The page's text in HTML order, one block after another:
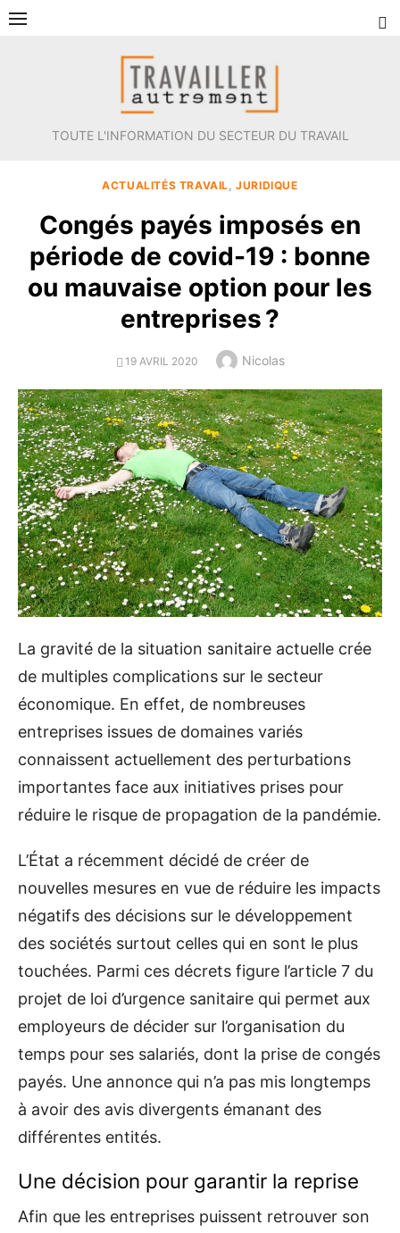
Aller
TOUTE L'INFORMATION DU SECTEUR DU TRAVAIL
ACTUALITÉS TRAVAIL ,JURIDIQUE
Congés payés imposés en
période de covid-19 : bonne
ou mauvaise option pour les
entreprises ?
POSTED
19 AVRIL 2020 Author
Nicolas
La gravité de la situation sanitaire actuelle crée
de multiples complications sur le secteur
économique. En effet, de nombreuses
entreprises issues de domaines variés
connaissent actuellement des perturbations
importantes face aux initiatives prises pour
réduire le risque de propagation de la pandémie.
L’État a récemment décidé de créer de
nouvelles mesures en vue de réduire les impacts
négatifs des décisions sur le développement
des sociétés surtout celles qui en sont le plus
touchées. Parmi ces décrets figure l’article 7 du
projet de loi d’urgence sanitaire qui permet aux
employeurs de décider sur l’organisation du
temps pour ses salariés, dont la prise de congés
payés. Une annonce qui n’a pas mis longtemps
à avoir des avis divergents émanant des
différentes entités.
Une décision pour garantir la reprise
Afin que les entreprises puissent retrouver son